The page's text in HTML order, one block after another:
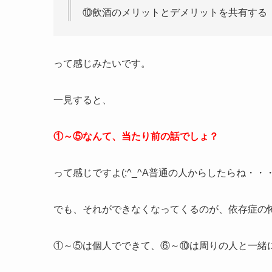
⑩飲酒のメリットとデメリットを共有する
って感じみたいです。
一見すると、
①～⑤なんて、当たり前の話でしょ？
って感じですよ(;^_^A普通の人からしたらね・・・
でも、それができなくなってくるのが、依存症の
①～⑤は個人でできて、⑥～⑩は周りの人と一緒